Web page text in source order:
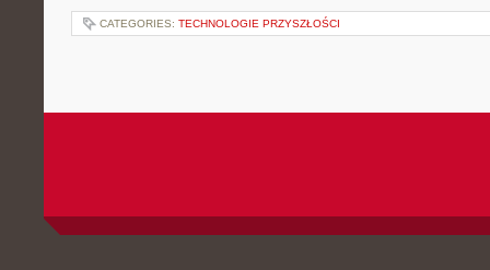
CATEGORIES: TECHNOLOGIE PRZYSZŁOŚCI